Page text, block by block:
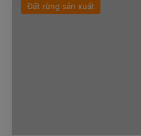
Đất rừng sản xuất